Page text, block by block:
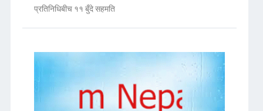
प्रतिनिधिबीच ११ बुँदे सहमति